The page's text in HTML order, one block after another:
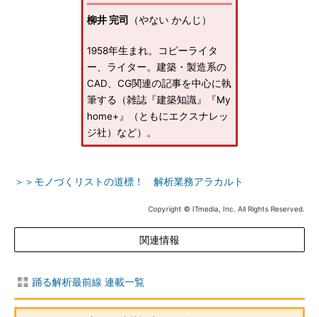
柳井 完司 （やない かんじ）
1958年生まれ。コピーライタ
ー、ライター。建築・製造系の
CAD、CG関連の記事を中心に執
筆する（雑誌『建築知識』『My
home+』（ともにエクスナレッ
ジ社）など）。
＞＞モノづくリストの道標！ 解析業務アラカルト
Copyright © ITmedia, Inc. All Rights Reserved.
関連情報
踊る解析最前線 連載一覧